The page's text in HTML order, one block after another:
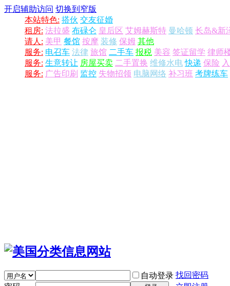
开启辅助访问 切换到窄版
本站特色: 搭伙 交友征婚
租房: 法拉盛 布碌仑 皇后区 艾姆赫斯特 曼哈顿 长岛&新
请人: 美甲 餐馆 按摩 装修 保姆 其他
服务: 电召车 法律 旅馆 二手车 报税 美容 签证留学 律师
服务: 生意转让 房屋买卖 二手置换 维修水电 快递 保险
服务: 广告印刷 监控 失物招领 电脑网络 补习班 考牌练车
自动登录 找回密码